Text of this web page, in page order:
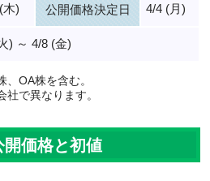
木) 公開価格決定日 4/4 (月)
) ～ 4/8 (金)
OA株を含む。
で異なります。
価格と初値